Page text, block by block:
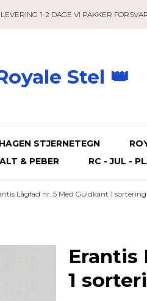
1-2 DAGE VI PAKKER
Stel 👑
STJERNETEGN
& PEBER RC - JUL -
Lågfad nr. 5 Med Guldkant 1 sortering
Erantis
1